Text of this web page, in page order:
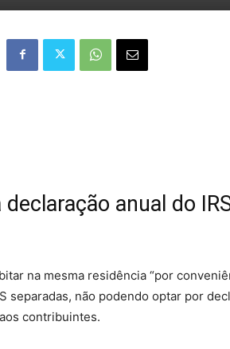
declaração anual do
na mesma residência “por
separadas, não podendo optar por
contribuintes.